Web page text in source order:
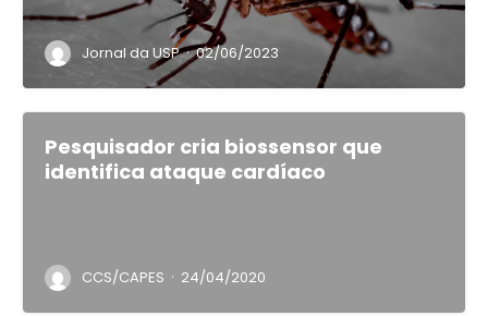
Jornal da USP · 02/06/2023
Pesquisador cria biossensor que
identifica ataque cardíaco
CCS/CAPES · 24/04/2020